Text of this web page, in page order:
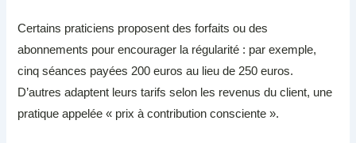
Certains praticiens proposent des forfaits ou des
abonnements pour encourager la régularité : par exemple,
cinq séances payées 200 euros au lieu de 250 euros.
D’autres adaptent leurs tarifs selon les revenus du client, une
pratique appelée « prix à contribution consciente ».